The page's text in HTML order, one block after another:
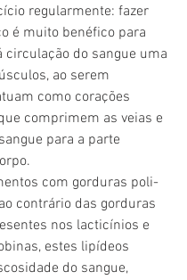
regularmente: fazer
é muito benéfico para
circulação do sangue uma
ao serem
como corações
comprimem as veias e
para a parte
com gorduras poli-
contrário das gorduras
nos lacticínios e
estes lipídeos
do sangue,